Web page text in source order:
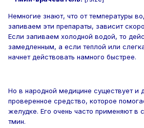
Немногие знают, что от температуры
запиваем эти препараты, зависит
Если запиваем холодной водой, то
замедленным, а если теплой или
начнет действовать намного быстрее.
Но в народной медицине существует и
проверенное средство, которое
желудке. Его очень часто применяют в
тмин.